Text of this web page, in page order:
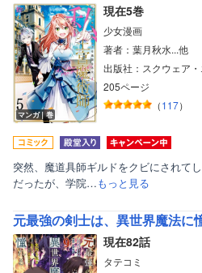
マンガ｜巻
現在5巻
少女漫画
著者：葉月秋水...他
出版社：スクウェア
205ページ
（117）
突然、魔道具師ギルドをクビにされて
だったが、学院…もっと見る
元最強の剣士は、異世界魔法に
現在82話
タテコミ